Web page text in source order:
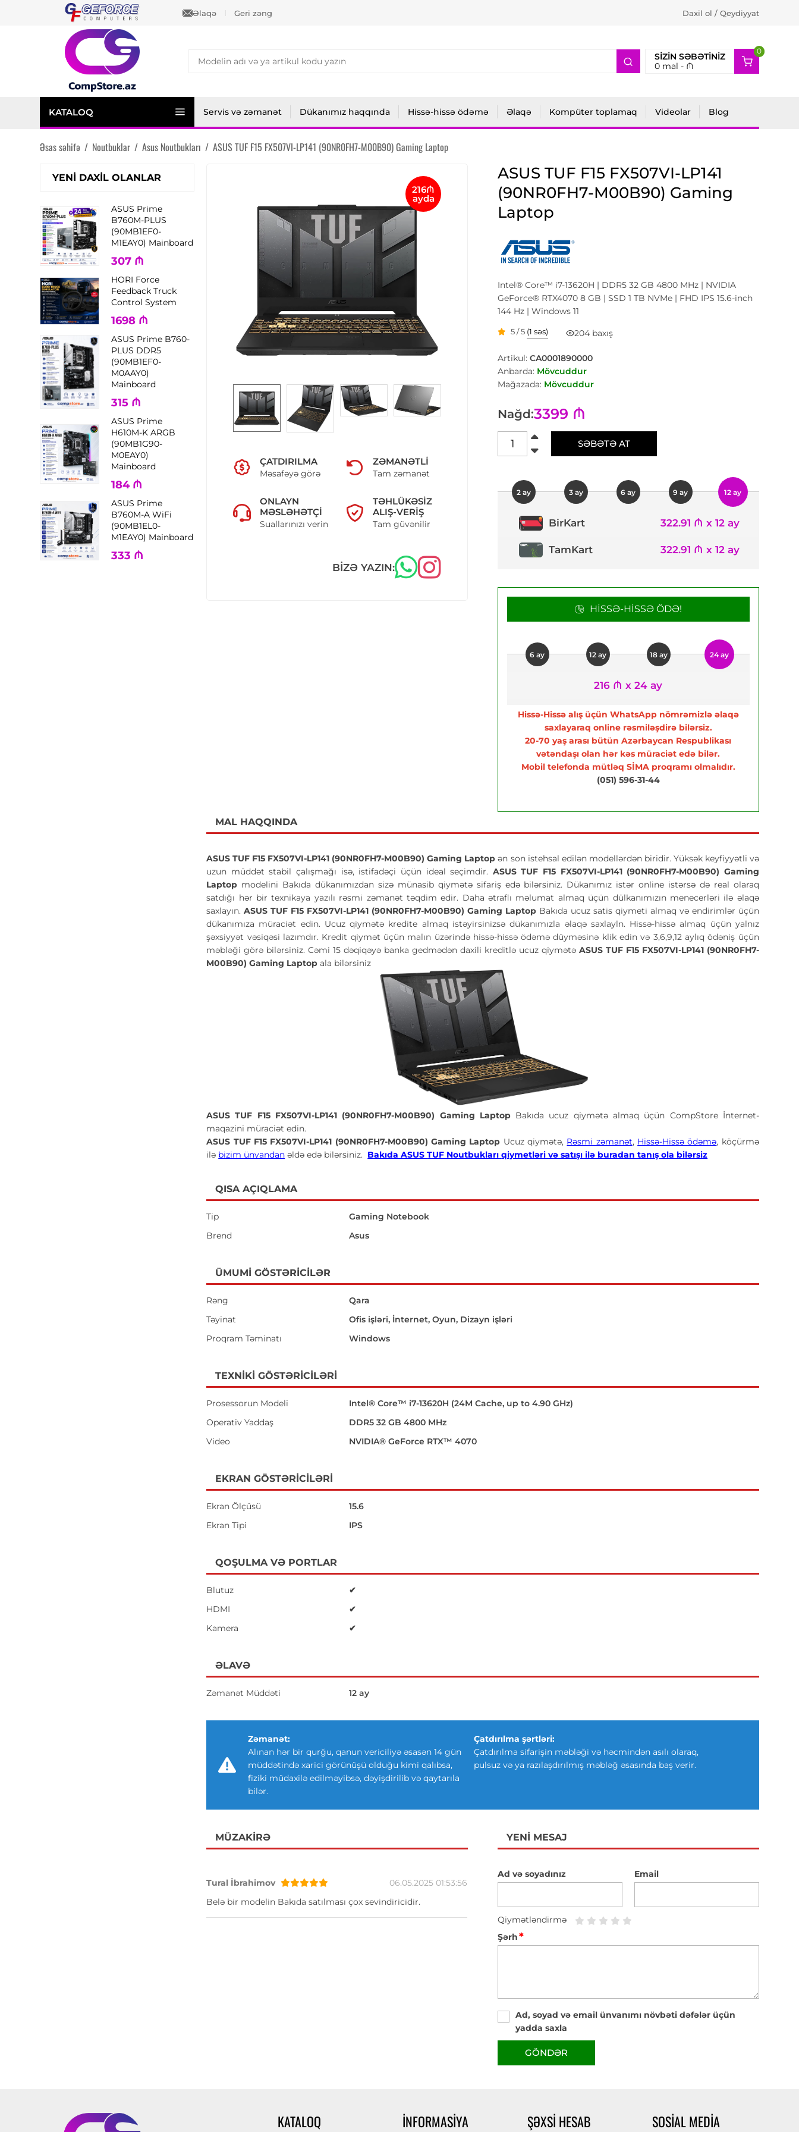
Əlaqə Geri zəng Daxil ol / Qeydiyyat
SIZIN SƏBƏTINIZ
0mal - ₼
0
2
KATALOQ Servis və zəmanət Dükanımız haqqında Hissə-hissə ödəmə Əlaqə Kompüter toplamaq Videolar Blog
Əsas səhifə / Noutbuklar / Asus Noutbukları / ASUS TUF F15 FX507VI-LP141 (90NR0FH7-M00B90) Gaming Laptop
YENI DAXIL OLANLAR
ASUS Prime
B760M-PLUS
(90MB1EF0-
M1EAY0) Mainboard
307 ₼
HORI Force
Feedback Truck
Control System
1698 ₼
ASUS Prime B760-
PLUS DDR5
(90MB1EF0-
M0AAY0)
Mainboard
315 ₼
ASUS Prime
H610M-K ARGB
(90MB1G90-
M0EAY0)
Mainboard
184 ₼
ASUS Prime
B760M-A WiFi
(90MB1EL0-
M1EAY0) Mainboard
333 ₼
216₼
ayda
ÇATDIRILMA
Məsafəyə görə
ZƏMANƏTLI
Tam zəmanət
ONLAYN
MƏSLƏHƏTÇI
Suallarınızı verin
TƏHLÜKƏSIZ
ALIŞ-VERIŞ
Tam güvənilir
BIZƏ YAZIN:
ASUS TUF F15 FX507VI-LP141
(90NR0FH7-M00B90) Gaming
Laptop
Intel® Core™ i7-13620H | DDR5 32 GB 4800 MHz | NVIDIA
GeForce® RTX4070 8 GB | SSD 1 TB NVMe | FHD IPS 15.6-inch
144 Hz | Windows 11
5 / 5 (1 səs) 204 baxış
Artikul: CA0001890000
Anbarda: Mövcuddur
Mağazada: Mövcuddur
Nağd:3399 ₼
SƏBƏTƏ AT
2 ay 3 ay 6 ay 9 ay 12 ay
BirKart 322.91 ₼ x 12 ay
TamKart 322.91 ₼ x 12 ay
HISSƏ-HISSƏ ÖDƏ!
6 ay 12 ay 18 ay 24 ay
216 ₼ x 24 ay
Hissə-Hissə alış üçün WhatsApp nömrəmizlə əlaqə
saxlayaraq online rəsmiləşdirə bilərsiz.
20-70 yaş arası bütün Azərbaycan Respublikası
vətəndaşı olan hər kəs müraciət edə bilər.
Mobil telefonda mütləq SİMA proqramı olmalıdır.
(051) 596-31-44
MAL HAQQINDA
ASUS TUF F15 FX507VI-LP141 (90NR0FH7-M00B90) Gaming Laptopən son istehsal edilən modellərdən biridir. Yüksək keyfiyyətli və
uzun müddət stabil çalışmağı isə, istifadəçi üçün ideal seçimdir. ASUS TUF F15 FX507VI-LP141 (90NR0FH7-M00B90) Gaming
Laptop modelini Bakıda dükanımızdan sizə münasib qiymətə sifariş edə bilərsiniz. Dükanımız istər online istərsə də real olaraq
satdığı hər bir texnikaya yazılı rəsmi zəmanət təqdim edir. Daha ətraflı məlumat almaq üçün dülkanımızın menecerləri ilə əlaqə
saxlayın.ASUS TUF F15 FX507VI-LP141 (90NR0FH7-M00B90) Gaming Laptop Bakıda ucuz satis qiymeti almaq və endirimlər üçün
dükanımıza müraciət edin. Ucuz qiymətə kredite almaq istəyirsinizsə dükanımızla əlaqə saxlayln. Hissə-hissə almaq üçün yalnız
şəxsiyyət vəsiqəsi lazımdır. Kredit qiymət üçün malın üzərində hissə-hissə ödəmə düyməsinə klik edin və 3,6,9,12 aylıq ödəniş üçün
məbləği görə bilərsiniz. Cəmi 15 dəqiqəyə banka gedmədən daxili kreditlə ucuz qiymətə ASUS TUF F15 FX507VI-LP141 (90NR0FH7-
M00B90) Gaming Laptopala bilərsiniz
ASUS TUF F15 FX507VI-LP141 (90NR0FH7-M00B90) Gaming Laptop Bakıda ucuz qiymətə almaq üçün CompStore İnternet-
maqazini müraciət edin.
ASUS TUF F15 FX507VI-LP141 (90NR0FH7-M00B90) Gaming Laptop Ucuz qiymətə, Rəsmi zəmanət, Hissə-Hissə ödəmə, köçürmə
ilə bizim ünvandan əldə edə bilərsiniz. Bakıda ASUSTUF Noutbukları qiymetləri və satışı ilə buradan tanış ola bilərsiz
QISA AÇIQLAMA
Tip
Gaming Notebook
Brend
Asus
ÜMUMI GÖSTƏRICILƏR
Rəng
Qara
Təyinat
Ofis işləri, İnternet, Oyun, Dizayn işləri
Proqram Təminatı
Windows
TEXNIKI GÖSTƏRICILƏRI
Prosessorun Modeli
Intel® Core™ i7-13620H (24M Cache, up to 4.90 GHz)
Operativ Yaddaş
DDR5 32 GB 4800 MHz
Video
NVIDIA® GeForce RTX™ 4070
EKRAN GÖSTƏRICILƏRI
Ekran Ölçüsü
15.6
Ekran Tipi
IPS
QOŞULMA VƏ PORTLAR
Blutuz
✔
HDMI
✔
Kamera
✔
ƏLAVƏ
Zəmanət Müddəti 12 ay
Zəmanət:
Alınan hər bir qurğu, qanun vericiliyə əsasən 14 gün
müddətində xarici görünüşü olduğu kimi qalıbsa,
fiziki müdaxilə edilməyibsə, dəyişdirilib və qaytarıla
bilər.
Çatdırılma şərtləri:
Çatdırılma sifarişin məbləği və həcmindən asılı olaraq,
pulsuz və ya razılaşdırılmış məbləğ əsasında baş verir.
MÜZAKIRƏ
Tural İbrahimov
06.05.2025 01:53:56
Belə bir modelin Bakıda satılması çox sevindiricidir.
YENI MESAJ
Ad və soyadınız Email
Qiymətləndirmə
Şərh*
Ad, soyad və email ünvanımı növbəti dəfələr üçün
yadda saxla
GÖNDƏR
KATALOQ İNFORMASIYA ŞƏXSI HESAB SOSIAL MEDIA